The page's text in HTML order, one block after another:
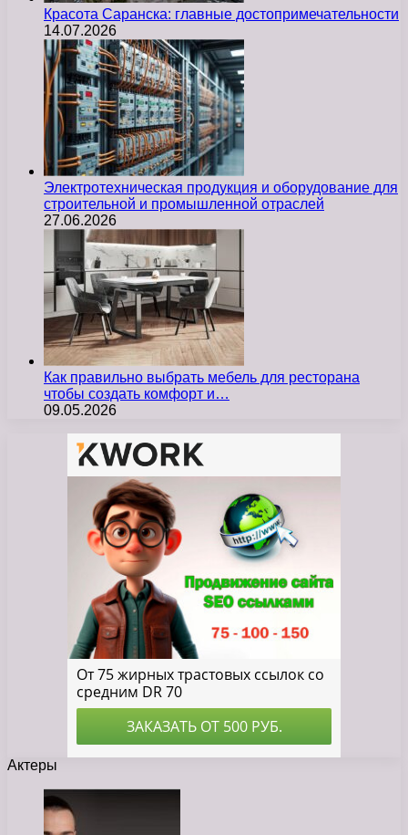
Красота Саранска: главные достопримечательности
14.07.2026
Электротехническая продукция и оборудование для
строительной и промышленной отраслей
27.06.2026
Как правильно выбрать мебель для ресторана
чтобы создать комфорт и…
09.05.2026
Актеры